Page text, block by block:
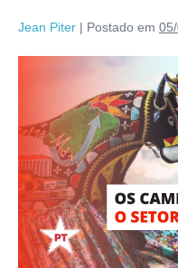
Jean Piter | Postado em